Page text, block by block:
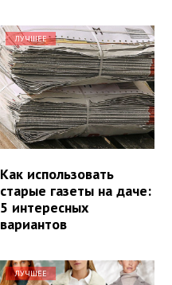
ЛУЧШЕЕ
Как использовать
старые газеты на даче:
5 интересных
вариантов
ЛУЧШЕЕ